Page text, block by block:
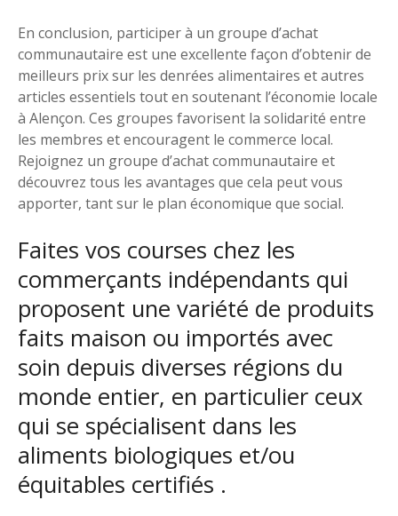
En conclusion, participer à un groupe d’achat
communautaire est une excellente façon d’obtenir de
meilleurs prix sur les denrées alimentaires et autres
articles essentiels tout en soutenant l’économie locale
à Alençon. Ces groupes favorisent la solidarité entre
les membres et encouragent le commerce local.
Rejoignez un groupe d’achat communautaire et
découvrez tous les avantages que cela peut vous
apporter, tant sur le plan économique que social.
Faites vos courses chez les
commerçants indépendants qui
proposent une variété de produits
faits maison ou importés avec
soin depuis diverses régions du
monde entier, en particulier ceux
qui se spécialisent dans les
aliments biologiques et/ou
équitables certifiés .